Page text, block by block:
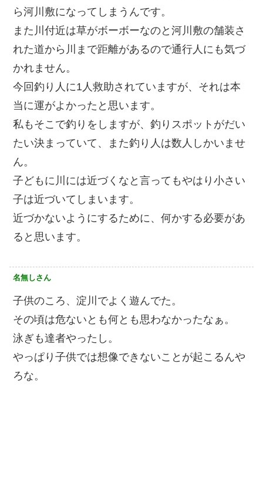
ら河川敷になってしまうんです。
また川付近は草がボーボーなのと河川敷の舗装さ
れた道から川まで距離があるので通行人にも気づ
かれません。
今回釣り人に1人救助されていますが、それは本
当に運がよかったと思います。
私もそこで釣りをしますが、釣りスポットがだい
たい決まっていて、また釣り人は数人しかいませ
ん。
子どもに川には近づくなと言ってもやはり小さい
子は近づいてしまいます。
近づかないようにするために、何かする必要があ
ると思います。
名無しさん
子供のころ、淀川でよく遊んでた。
その頃は危ないとも何とも思わなかったなぁ。
泳ぎも達者やったし。
やっぱり子供では想像できないことが起こるんや
ろな。